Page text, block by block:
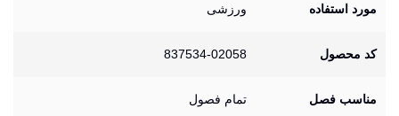
مورد استفاده ورزشی
کد محصول 837534-02058
مناسب فصل تمام فصول